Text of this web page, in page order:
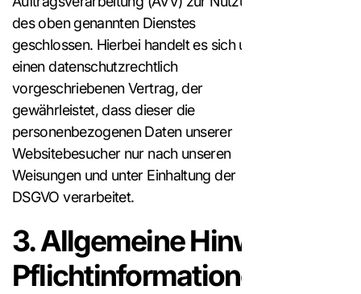
des oben genannten Dienstes
geschlossen. Hierbei handelt es sich um
einen datenschutzrechtlich
vorgeschriebenen Vertrag, der
gewährleistet, dass dieser die
personenbezogenen Daten unserer
Websitebesucher nur nach unseren
Weisungen und unter Einhaltung der
DSGVO verarbeitet.
3. Allgemeine Hinweise
Pflichtinformationen